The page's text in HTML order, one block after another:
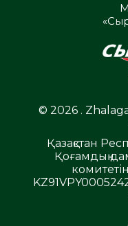
© 2026 .
Қазақстан
Қоғамдық